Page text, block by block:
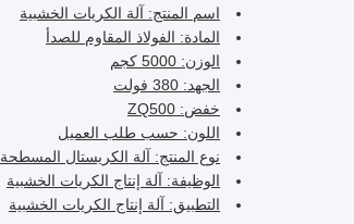
اسم المنتج: آلة الكريات الخشبية
المادة: الفولاذ المقاوم للصدأ
الوزن: 5000 كجم
الجهد: 380 فولت
خفض: ZQ500
اللون: حسب طلب العميل
نوع المنتج: آلة الكريستال المسطحة
الوظيفة: آلة إنتاج الكريات الخشبية
التطبيق: آلة إنتاج الكريات الخشبية